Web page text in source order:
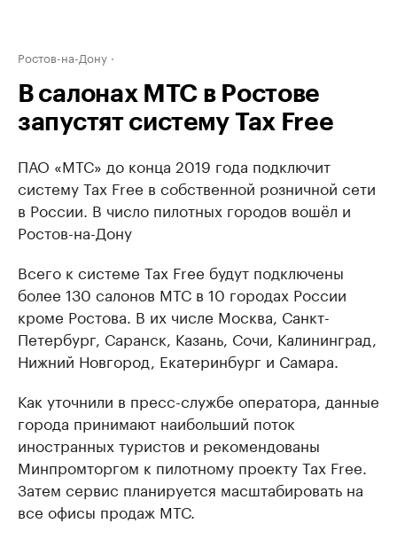
Ростов-на-Дону
В салонах МТС в Ростове
запустят систему Tax Free
ПАО «МТС» до конца 2019 года подключит
систему Tax Free в собственной розничной сети
в России. В число пилотных городов вошёл и
Ростов-на-Дону
Всего к системе Tax Free будут подключены
более 130 салонов МТС в 10 городах России
кроме Ростова. В их числе Москва, Санкт-
Петербург, Саранск, Казань, Сочи, Калининград,
Нижний Новгород, Екатеринбург и Самара.
Как уточнили в пресс-службе оператора, данные
города принимают наибольший поток
иностранных туристов и рекомендованы
Минпромторгом к пилотному проекту Tax Free.
Затем сервис планируется масштабировать на
все офисы продаж МТС.